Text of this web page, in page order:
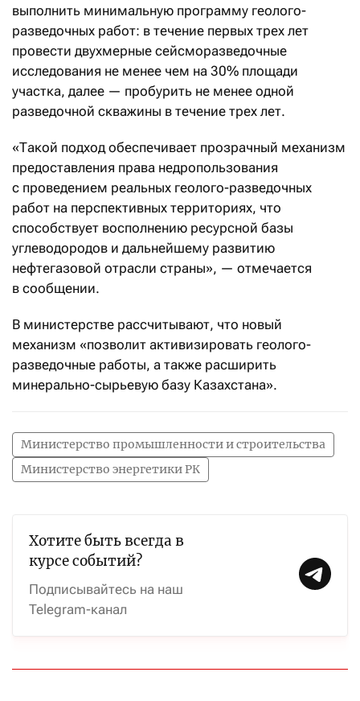
выполнить минимальную программу геолого-
разведочных работ: в течение первых трех лет
провести двухмерные сейсморазведочные
исследования не менее чем на 30% площади
участка, далее — пробурить не менее одной
разведочной скважины в течение трех лет.
«Такой подход обеспечивает прозрачный механизм
предоставления права недропользования
с проведением реальных геолого-разведочных
работ на перспективных территориях, что
способствует восполнению ресурсной базы
углеводородов и дальнейшему развитию
нефтегазовой отрасли страны», — отмечается
в сообщении.
В министерстве рассчитывают, что новый
механизм «позволит активизировать геолого-
разведочные работы, а также расширить
минерально-сырьевую базу Казахстана».
Министерство промышленности и строительства
Министерство энергетики РК
Хотите быть всегда в
курсе событий?
Подписывайтесь на наш
Telegram-канал